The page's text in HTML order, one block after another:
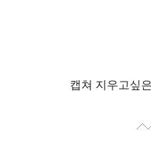
캡쳐 지우고싶